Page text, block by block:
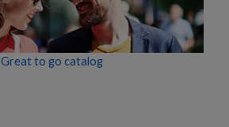
Great to go catalog